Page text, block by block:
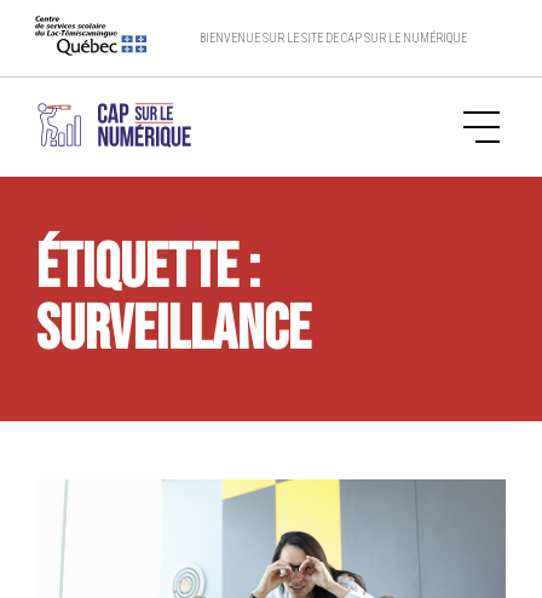
BIENVENUE SUR LE SITE DE CAP SUR LE NUMÉRIQUE
Étiquette :
surveillance